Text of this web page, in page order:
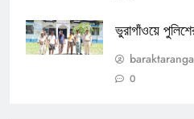
ভুরাগাঁওয়ে
0